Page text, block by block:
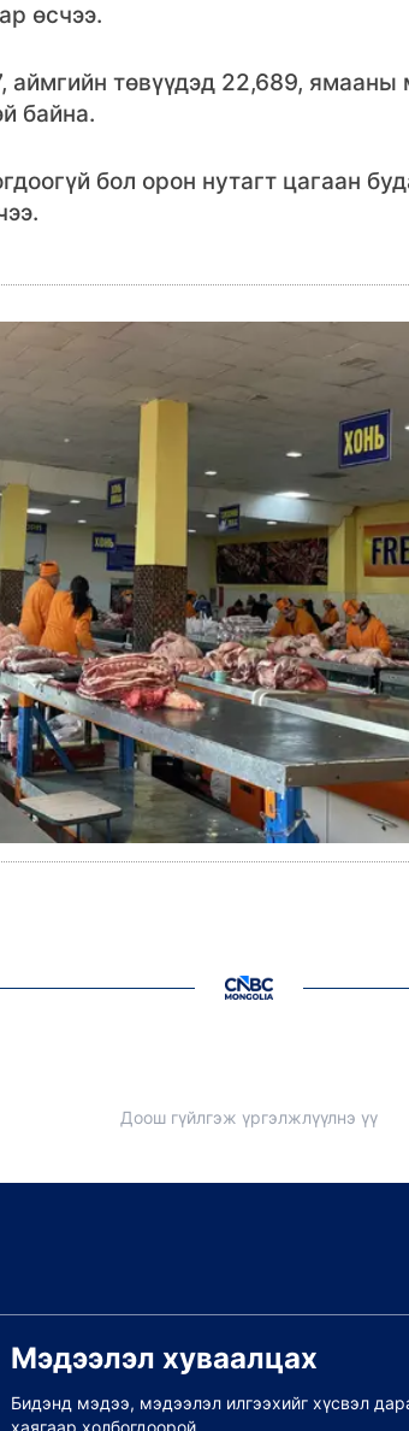
өсчээ.
төвүүдэд 22,689, ямааны
байна.
бол орон нутагт цагаан
Доош гүйлгэж үргэлжлүүлнэ үү
Мэдээлэл хуваалцах
Бидэнд мэдээ, мэдээлэл илгээхийг хүсвэл